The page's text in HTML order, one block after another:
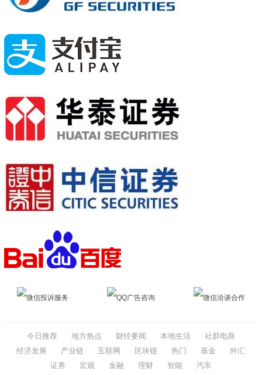
微信投诉服务 QQ广告咨询 微信洽谈合作
今日推荐 地方热点 财经要闻 本地生活
社群电商
经济发展
产业链 互联网 区块链 热门 基金
外汇
证券
宏观 金融 理财 智能 汽车